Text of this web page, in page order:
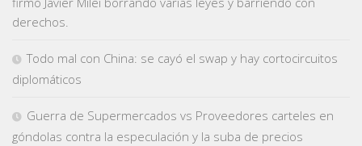
derechos.
Todo mal con China: se cayó el swap y hay cortocircuitos
diplomáticos
Guerra de Supermercados vs Proveedores carteles en
góndolas contra la especulación y la suba de precios